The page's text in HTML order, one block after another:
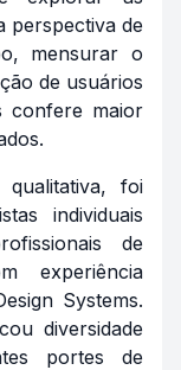
perspectiva de
mensurar o
de usuários
confere maior
foi
individuais
de
experiência
Systems.
diversidade
portes de